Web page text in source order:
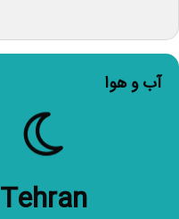
آب و هوا
Tehran
آسمان صاف